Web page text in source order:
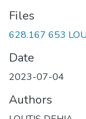
Files
628.167 653
Date
2023-07-04
Authors